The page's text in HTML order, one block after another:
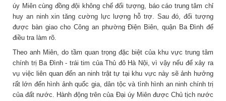
úy Miên cùng đồng đội không chế đối tượng, báo cáo trung tâm chỉ
huy an ninh xin tăng cường lực lượng hỗ trợ. Sau đó, đối tượng
được bàn giao cho Công an phường Điện Biên, quận Ba Đình để
điều tra làm rõ.
Theo anh Miên, do tầm quan trọng đặc biệt của khu vực trung tâm
chính trị Ba Đình - trái tim của Thủ đô Hà Nội, vì vậy nếu để xảy ra
vụ việc liên quan đến an ninh trật tự tại khu vực này sẽ ảnh hưởng
rất lớn đến hình ảnh quốc gia, dân tộc và tình hình an ninh chính trị
của đất nước. Hành động trên của Đại úy Miên được Chủ tịch nước